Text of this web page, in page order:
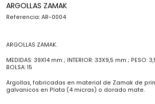
ARGOLLAS ZAMAK
Referencia: AR-0004
ARGOLLAS ZAMAK.
MEDIDAS: 39X14 mm ; INTERIOR: 33X9,5 mm ; PESO:
BOLSA: 15
Argollas, fabricadas en material de Zamak de
galvanicos en Plata (4 micras) o dorado mate.